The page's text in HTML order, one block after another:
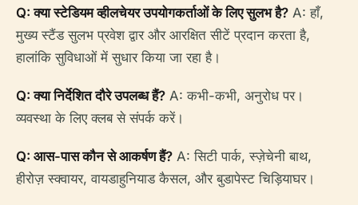
Q: क्या स्टेडियम व्हीलचेयर उपयोगकर्ताओं के लिए सुलभ है? A: हाँ,
मुख्य स्टैंड सुलभ प्रवेश द्वार और आरक्षित सीटें प्रदान करता है,
हालांकि सुविधाओं में सुधार किया जा रहा है।
Q: क्या निर्देशित दौरे उपलब्ध हैं? A: कभी-कभी, अनुरोध पर।
व्यवस्था के लिए क्लब से संपर्क करें।
Q: आस-पास कौन से आकर्षण हैं? A: सिटी पार्क, स्ज़ेचेनी बाथ,
हीरोज़ स्क्वायर, वायडाहुनियाड कैसल, और बुडापेस्ट चिड़ियाघर।